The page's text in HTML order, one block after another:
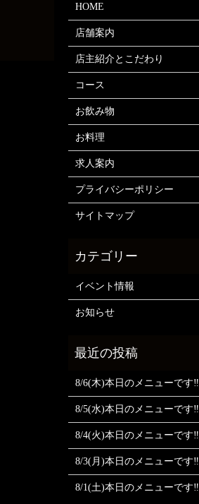
HOME
店舗案内
店主紹介とこだわり
コース
お飲み物
お料理
求人案内
プライバシーポリシー
サイトマップ
イベント情報
お知らせ
8/6(木)本日のメニューです‼️
8/5(水)本日のメニューです‼️
8/4(火)本日のメニューです‼️
8/3(月)本日のメニューです‼️
8/1(土)本日のメニューです‼️